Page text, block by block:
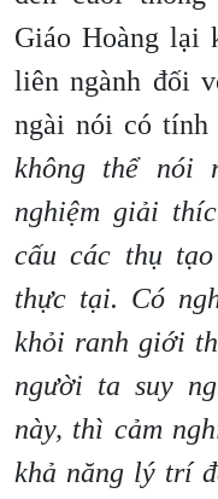
Giáo Hoàng lại
liên ngành đối
ngài nói có tính
không thể nói
nghiệm giải
cấu các thụ
thực tại. Có
khỏi ranh giới
người ta suy
này, thì cảm
khả năng lý trí